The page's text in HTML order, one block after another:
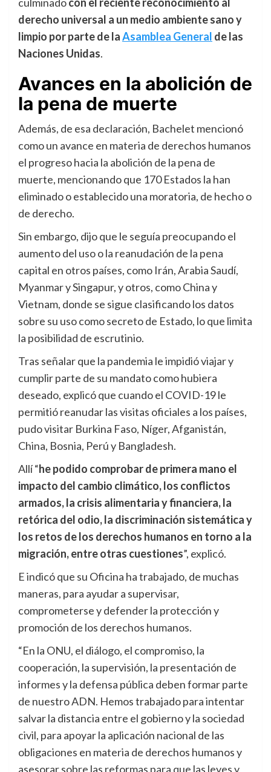
culminadocon el reciente reconocimiento al
derecho universal a un medio ambiente sano y
limpio por parte de laAsamblea General de las
Naciones Unidas.
Avances en la abolición de
la pena de muerte
Además, de esa declaración, Bachelet mencionó
como un avance en materia de derechos humanos
el progreso hacia la abolición de la pena de
muerte, mencionando que 170 Estados la han
eliminado o establecido una moratoria, de hecho o
de derecho.
Sin embargo, dijo que le seguía preocupando el
aumento del uso o la reanudación de la pena
capital en otros países, como Irán, Arabia Saudí,
Myanmar y Singapur, y otros, como China y
Vietnam, donde se sigue clasificando los datos
sobre su uso como secreto de Estado, lo que limita
la posibilidad de escrutinio.
Tras señalar que la pandemia le impidió viajar y
cumplir parte de su mandato como hubiera
deseado, explicó que cuando el COVID-19 le
permitió reanudar las visitas oficiales a los países,
pudo visitar Burkina Faso, Níger, Afganistán,
China, Bosnia, Perú y Bangladesh.
Allí “he podido comprobar de primera mano el
impacto del cambio climático, los conflictos
armados, la crisis alimentaria y financiera, la
retórica del odio, la discriminación sistemática y
los retos de los derechos humanos en torno a la
migración, entre otras cuestiones”, explicó.
E indicó que su Oficina ha trabajado, de muchas
maneras, para ayudar a supervisar,
comprometerse y defender la protección y
promoción de los derechos humanos.
“En la ONU, el diálogo, el compromiso, la
cooperación, la supervisión, la presentación de
informes y la defensa pública deben formar parte
de nuestro ADN. Hemos trabajado para intentar
salvar la distancia entre el gobierno y la sociedad
civil, para apoyar la aplicación nacional de las
obligaciones en materia de derechos humanos y
asesorar sobre las reformas para que las leyes y